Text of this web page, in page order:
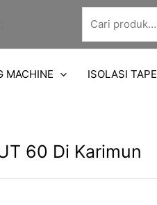
Pencarian
untuk:
MACHINE ISOLASI TAPE
60 Di Karimun